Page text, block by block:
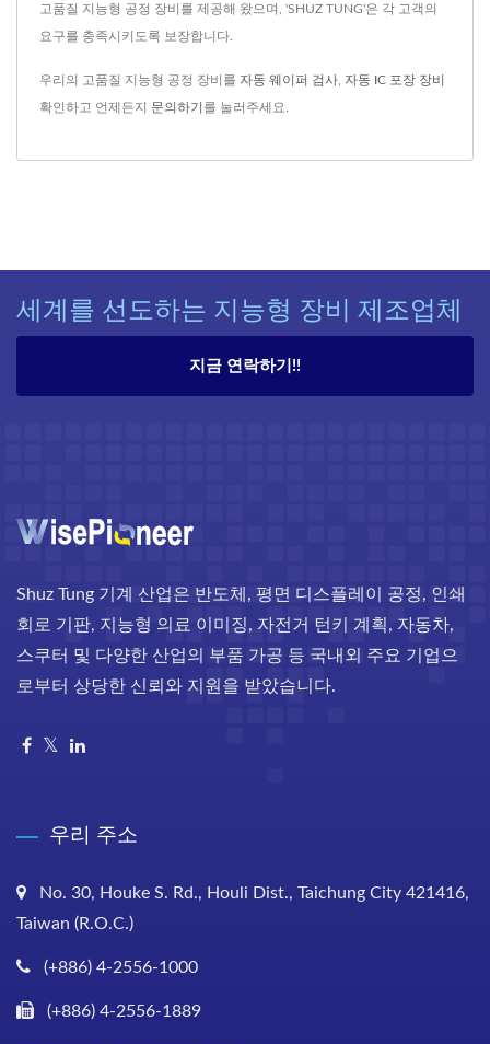
고품질 지능형 공정 장비를 제공해 왔으며, 'SHUZ TUNG'은 각 고객의
요구를 충족시키도록 보장합니다.
우리의 고품질 지능형 공정 장비를 자동 웨이퍼 검사 자동 IC 포장 장비
확인하고 언제든지 문의하기 를 눌러주세요.
세계를 선도하는 지능형 장비 제조업체
지금 연락하기!!
Shuz Tung 기계 산업은 반도체, 평면 디스플레이 공정, 인쇄
회로 기판, 지능형 의료 이미징, 자전거 턴키 계획, 자동차,
스쿠터 및 다양한 산업의 부품 가공 등 국내외 주요 기업으
로부터 상당한 신뢰와 지원을 받았습니다.
우리 주소
No. 30, Houke S. Rd., Houli Dist., Taichung City 421416,
Taiwan (R.O.C.)
(+886) 4-2556-1000
(+886) 4-2556-1889